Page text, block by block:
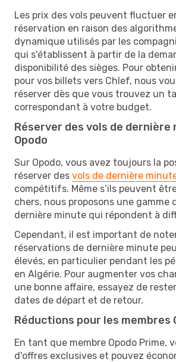
Les prix des vols peuvent fluctuer
réservation en raison des
dynamique utilisés par les
qui s'établissent à partir de la
disponibilité des sièges. Pour
pour vos billets vers Chlef, nous
réserver dès que vous trouvez un
correspondant à votre budget.
Réserver des vols de dernière
Opodo
Sur Opodo, vous avez toujours la
réserver des vols de dernière
compétitifs. Même s’ils peuvent
chers, nous proposons une gamme
dernière minute qui répondent à
Cependant, il est important de
réservations de dernière minute
élevés, en particulier pendant les
en Algérie. Pour augmenter vos
une bonne affaire, essayez de
dates de départ et de retour.
Réductions pour les membres
En tant que membre Opodo Prime,
d'offres exclusives et pouvez